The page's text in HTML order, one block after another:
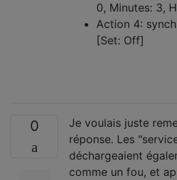
0, Minutes: 3,
Action 4:
[Set: Off]
0
Je voulais juste
réponse. Les
déchargeaient
comme un fou, et